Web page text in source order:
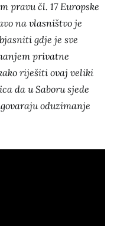
pravu čl. 17 Europske
na vlasništvo je
gdje je sve
privatne
riješiti ovaj veliki
da u Saboru sjede
oduzimanje